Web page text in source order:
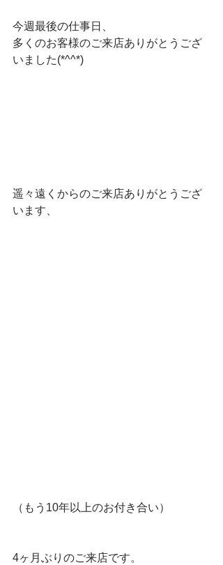
今週最後の仕事日、
多くのお客様のご来店ありがとうござ
いました(*^^*)
遥々遠くからのご来店ありがとうござ
います、
（もう10年以上のお付き合い）
4ヶ月ぶりのご来店です。